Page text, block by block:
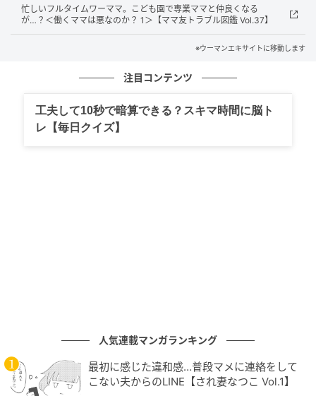
忙しいフルタイムワーママ。こども園で専業ママと仲良くなる
が…？＜働くママは悪なのか？ 1＞【ママ友トラブル図鑑 Vol.37】
※ウーマンエキサイトに移動します
注目コンテンツ
工夫して10秒で暗算できる？スキマ時間に脳ト
レ【毎日クイズ】
人気連載マンガランキング
最初に感じた違和感…普段マメに連絡をして
こない夫からのLINE【され妻なつこ Vol.1】